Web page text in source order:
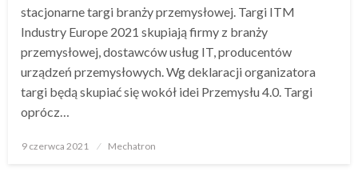
stacjonarne targi branży przemysłowej. Targi ITM
Industry Europe 2021 skupiają firmy z branży
przemysłowej, dostawców usług IT, producentów
urządzeń przemysłowych. Wg deklaracji organizatora
targi będą skupiać się wokół idei Przemysłu 4.0. Targi
oprócz…
Opublikowane
9 czerwca 2021 Mechatron